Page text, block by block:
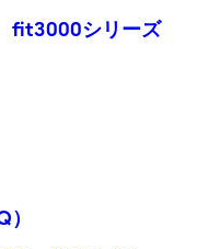
fit3000シリーズ